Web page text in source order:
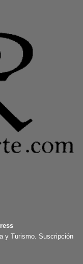
y Turismo. Suscripción